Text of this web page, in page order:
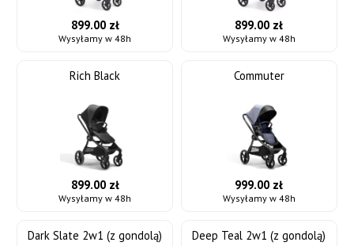
899.00 zł
Wysyłamy w 48h
899.00 zł
Wysyłamy w 48h
Rich Black
899.00 zł
Wysyłamy w 48h
Commuter
999.00 zł
Wysyłamy w 48h
Dark Slate 2w1 (z gondolą) Deep Teal 2w1 (z gondolą)